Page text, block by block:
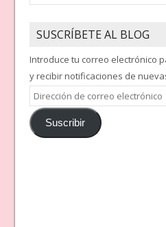
SUSCRÍBETE AL BLOG
Introduce tu correo electrónico
y recibir notificaciones de
Dirección
de
correoSuscribir